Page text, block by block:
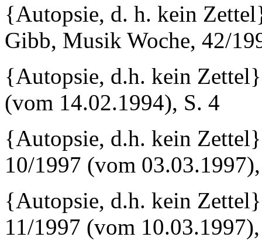
{Autopsie, d. h. kein
Gibb, Musik Woche, 42/
{Autopsie, d.h. kein
(vom 14.02.1994), S. 4
{Autopsie, d.h. kein
10/1997 (vom
{Autopsie, d.h. kein
11/1997 (vom